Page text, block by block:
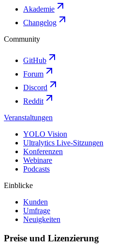
Akademie
Changelog
Community
GitHub
Forum
Discord
Reddit
Veranstaltungen
YOLO Vision
Ultralytics Live-Sitzungen
Konferenzen
Webinare
Podcasts
Einblicke
Kunden
Umfrage
Neuigkeiten
Preise und Lizenzierung